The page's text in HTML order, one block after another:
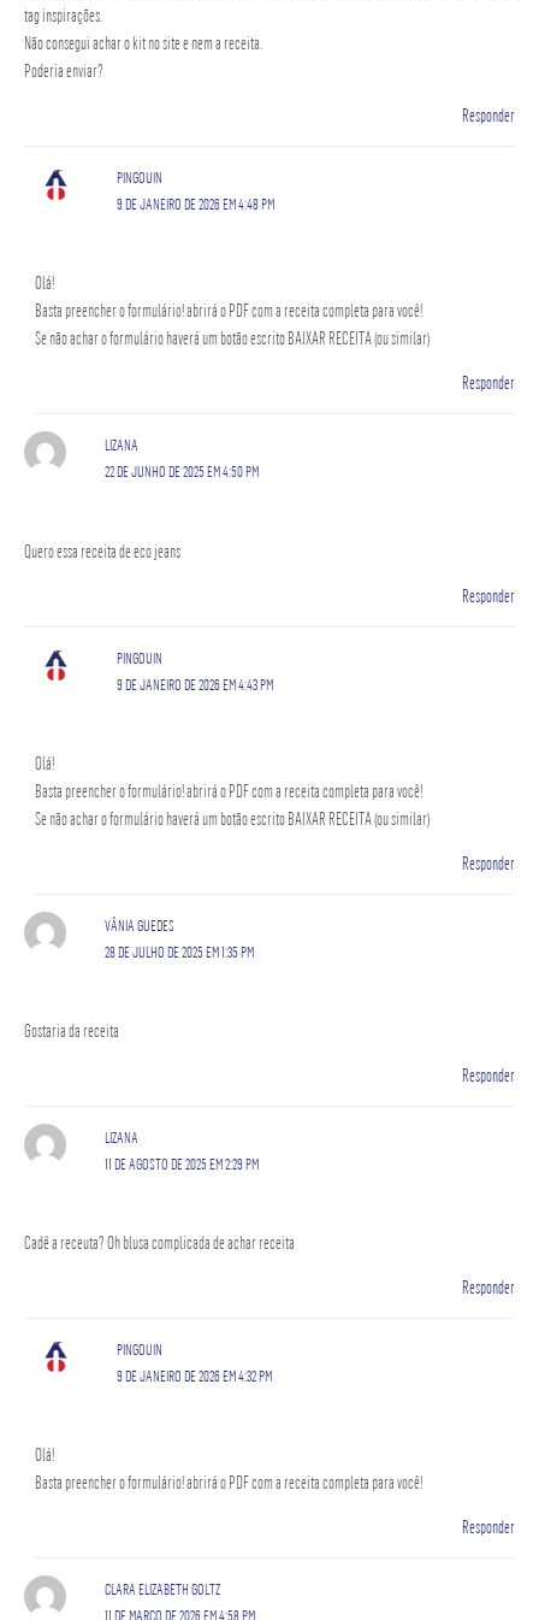
tag inspirações.
Não consegui achar o kit no site e nem a receita.
Poderia enviar?
Responder
PINGOUIN
9 DE JANEIRO DE 2026 EM 4:48 PM
Olá!
Basta preencher o formulário! abrirá o PDF com a receita completa para você!
Se não achar o formulário haverá um botão escrito BAIXAR RECEITA (ou similar)
Responder
LIZANA
22 DE JUNHO DE 2025 EM 4:50 PM
Quero essa receita de eco jeans
Responder
PINGOUIN
9 DE JANEIRO DE 2026 EM 4:43 PM
Olá!
Basta preencher o formulário! abrirá o PDF com a receita completa para você!
Se não achar o formulário haverá um botão escrito BAIXAR RECEITA (ou similar)
Responder
VÂNIA GUEDES
28 DE JULHO DE 2025 EM 1:35 PM
Gostaria da receita
Responder
LIZANA
11 DE AGOSTO DE 2025 EM 2:29 PM
Cadê a receuta? Oh blusa complicada de achar receita
Responder
PINGOUIN
9 DE JANEIRO DE 2026 EM 4:32 PM
Olá!
Basta preencher o formulário! abrirá o PDF com a receita completa para você!
Responder
CLARA ELIZABETH GOLTZ
11 DE MARÇO DE 2026 EM 4:58 PM